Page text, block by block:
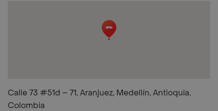
Calle 73 #51d – 71, Aranjuez, Medellín, Antioquia,
Colombia